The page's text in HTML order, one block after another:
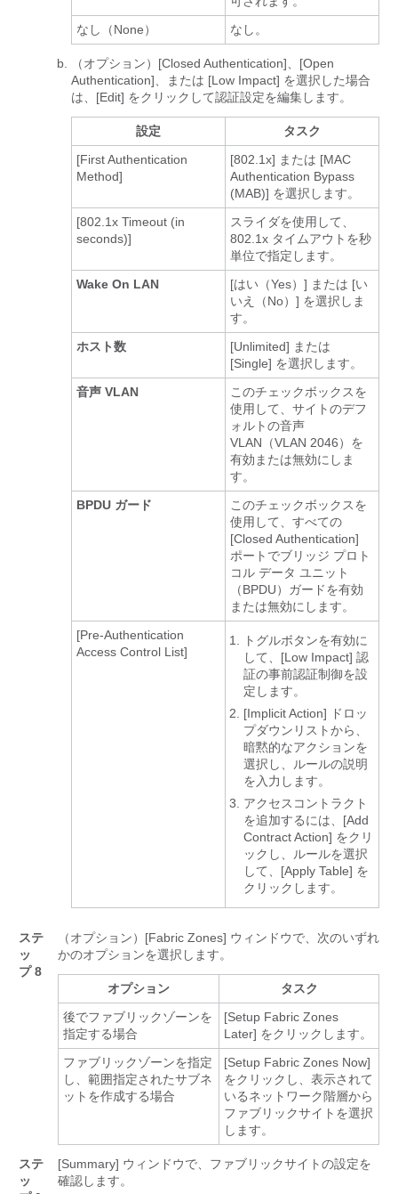
なし（None）
なし。
（オプション）[Closed Authentication]、[Open
Authentication]、または [Low Impact] を選択した場合
は、[Edit] をクリックして認証設定を編集します。
設定
タスク
[First Authentication
Method]
[802.1x] または [MAC
Authentication Bypass
(MAB)] を選択します。
[802.1x Timeout (in
seconds)]
スライダを使用して、
802.1x タイムアウトを秒
単位で指定します。
Wake On LAN
[はい（Yes）] または [い
いえ（No）] を選択しま
す。
ホスト数
[Unlimited] または
[Single] を選択します。
音声 VLAN
このチェックボックスを
使用して、サイトのデフ
ォルトの音声
VLAN（VLAN 2046）を
有効または無効にしま
す。
BPDU ガード
このチェックボックスを
使用して、すべての
[Closed Authentication]
ポートでブリッジ プロト
コル データ ユニット
（BPDU）ガードを有効
または無効にします。
[Pre-Authentication
Access Control List]
トグルボタンを有効に
して、[Low Impact] 認
証の事前認証制御を設
定します。
[Implicit Action]
ドロッ
プダウンリストから、
暗黙的なアクションを
選択し、ルールの説明
を入力します。
アクセスコントラクト
を追加するには、[Add
Contract Action] をクリ
ックし、ルールを選択
して、[Apply Table] を
クリックします。
ステ
ッ
プ 8
（オプション）[Fabric Zones] ウィンドウで、次のいずれ
かのオプションを選択します。
オプション
タスク
後でファブリックゾーンを
指定する場合
[Setup Fabric Zones
Later] をクリックします。
ファブリックゾーンを指定
し、範囲指定されたサブネ
ットを作成する場合
[Setup Fabric Zones Now]
をクリックし、表示されて
いるネットワーク階層から
ファブリックサイトを選択
します。
ステ
ッ
[Summary] ウィンドウで、ファブリックサイトの設定を
確認します。